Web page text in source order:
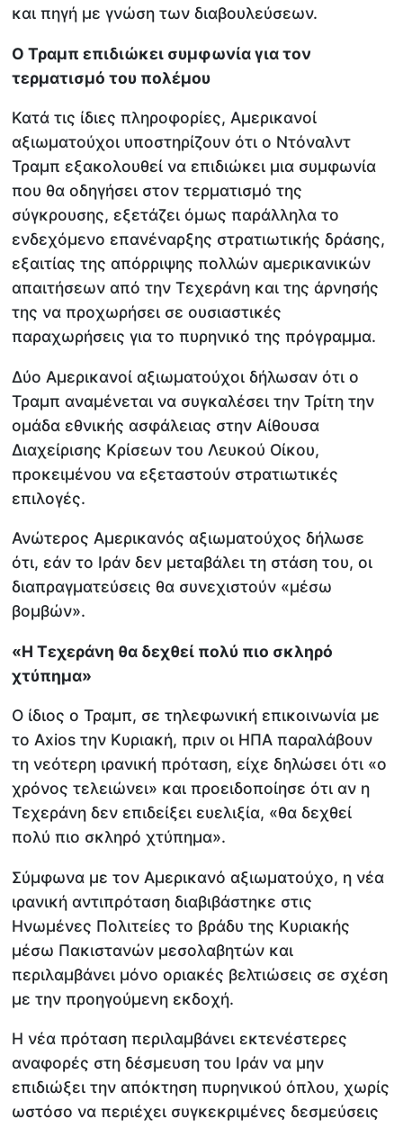
και πηγή με γνώση των διαβουλεύσεων.
Ο Τραμπ επιδιώκει συμφωνία για τον
τερματισμό του πολέμου
Κατά τις ίδιες πληροφορίες, Αμερικανοί
αξιωματούχοι υποστηρίζουν ότι ο Ντόναλντ
Τραμπ εξακολουθεί να επιδιώκει μια συμφωνία
που θα οδηγήσει στον τερματισμό της
σύγκρουσης, εξετάζει όμως παράλληλα το
ενδεχόμενο επανέναρξης στρατιωτικής δράσης,
εξαιτίας της απόρριψης πολλών αμερικανικών
απαιτήσεων από την Τεχεράνη και της άρνησής
της να προχωρήσει σε ουσιαστικές
παραχωρήσεις για το πυρηνικό της πρόγραμμα.
Δύο Αμερικανοί αξιωματούχοι δήλωσαν ότι ο
Τραμπ αναμένεται να συγκαλέσει την Τρίτη την
ομάδα εθνικής ασφάλειας στην Αίθουσα
Διαχείρισης Κρίσεων του Λευκού Οίκου,
προκειμένου να εξεταστούν στρατιωτικές
επιλογές.
Ανώτερος Αμερικανός αξιωματούχος δήλωσε
ότι, εάν το Ιράν δεν μεταβάλει τη στάση του, οι
διαπραγματεύσεις θα συνεχιστούν «μέσω
βομβών».
«Η Τεχεράνη θα δεχθεί πολύ πιο σκληρό
χτύπημα»
Ο ίδιος ο Τραμπ, σε τηλεφωνική επικοινωνία με
το Axios την Κυριακή, πριν οι ΗΠΑ παραλάβουν
τη νεότερη ιρανική πρόταση, είχε δηλώσει ότι «ο
χρόνος τελειώνει» και προειδοποίησε ότι αν η
Τεχεράνη δεν επιδείξει ευελιξία, «θα δεχθεί
πολύ πιο σκληρό χτύπημα».
Σύμφωνα με τον Αμερικανό αξιωματούχο, η νέα
ιρανική αντιπρόταση διαβιβάστηκε στις
Ηνωμένες Πολιτείες το βράδυ της Κυριακής
μέσω Πακιστανών μεσολαβητών και
περιλαμβάνει μόνο οριακές βελτιώσεις σε σχέση
με την προηγούμενη εκδοχή.
Η νέα πρόταση περιλαμβάνει εκτενέστερες
αναφορές στη δέσμευση του Ιράν να μην
επιδιώξει την απόκτηση πυρηνικού όπλου, χωρίς
ωστόσο να περιέχει συγκεκριμένες δεσμεύσεις